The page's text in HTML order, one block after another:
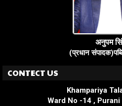
अनुपम
(प्रधान
CONTECT US
Khampariya
Ward No -14 ,